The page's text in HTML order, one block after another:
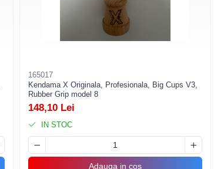
165017
Kendama X Originala, Profesionala, Big Cups V3,
Rubber Grip model 8
148,10 Lei
IN STOC
Adauga in cos